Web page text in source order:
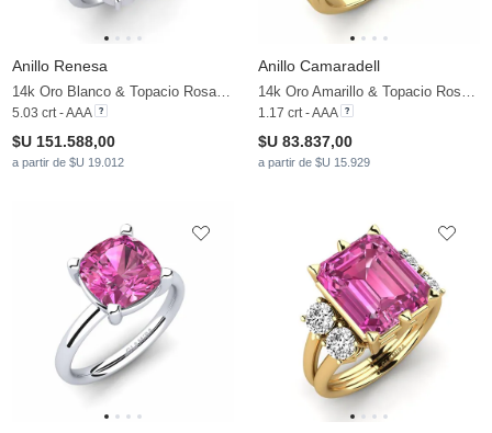
Anillo Renesa
5.03 crt - AAA
$U 151.588,00
a partir de $U 19.012
Anillo Camaradell
1.17 crt - AAA
$U 83.837,00
a partir de $U 15.929